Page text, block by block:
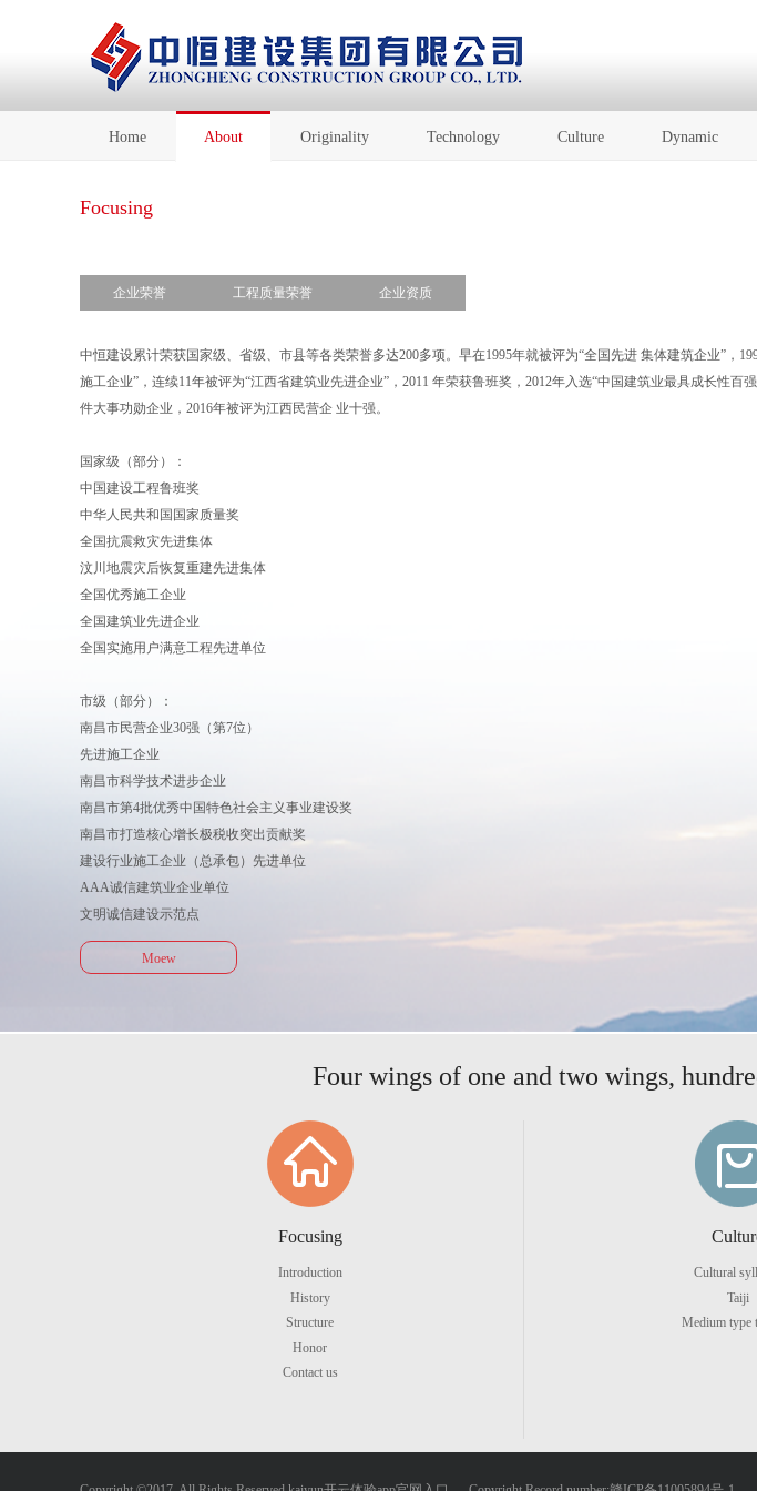
Home About Originality Technology Culture Dynamic
Focusing
企业荣誉 工程质量荣誉 企业资质
中恒建设累计荣获国家级、省级、市县等各类荣誉多达200多项。早在1995年就被评为“全国先进 集体建筑企业”，
施工企业”，连续11年被评为“江西省建筑业先进企业”，2011 年荣获鲁班奖，2012年入选“中国建筑业最具成长性
件大事功勋企业，2016年被评为江西民营企 业十强。
国家级（部分）：
中国建设工程鲁班奖
中华人民共和国国家质量奖
全国抗震救灾先进集体
汶川地震灾后恢复重建先进集体
全国优秀施工企业
全国建筑业先进企业
全国实施用户满意工程先进单位
市级（部分）：
南昌市民营企业30强（第7位）
先进施工企业
南昌市科学技术进步企业
南昌市第4批优秀中国特色社会主义事业建设奖
南昌市打造核心增长极税收突出贡献奖
建设行业施工企业（总承包）先进单位
AAA诚信建筑业企业单位
文明诚信建设示范点
Moew
Four wings of one and two wings,
Focusing
Introduction
History
Structure
Honor
Contact us
Cultural
Taiji
Medium type